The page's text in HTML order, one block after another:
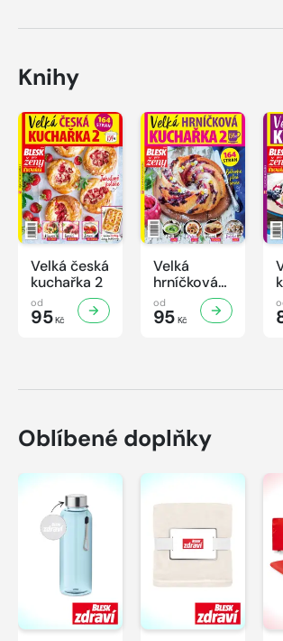
Knihy
Velká česká
kuchařka 2
od
95Kč
Velká
hrníčková
kuchařka II
od
95Kč
Oblíbené doplňky